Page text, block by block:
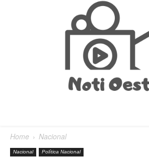
Home Nacional
Nacional Política Nacional